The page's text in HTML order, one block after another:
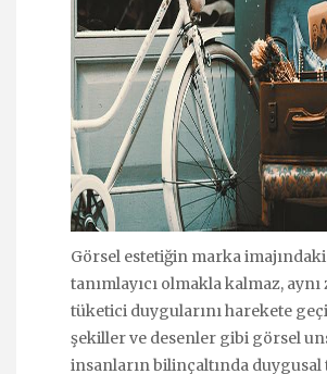
Görsel estetiğin marka
tanımlayıcı olmakla kalmaz,
tüketici duygularını harekete
şekiller ve desenler gibi görsel
insanların bilinçaltında